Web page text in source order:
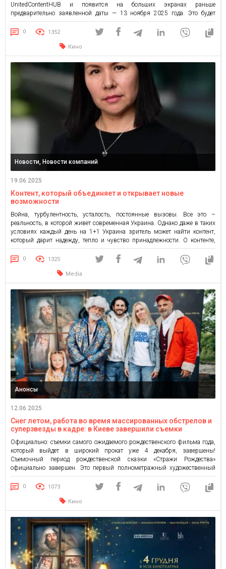
UnitedContentHUB и появится на больших экранах раньше
предварительно заявленной даты — 13 ноября 2025 года. Это будет
первый рождественский фильм года, который задаст атмосферу и
настроение для дальнейших праздников. В центре сюжета — трое
легендарных персонажей, которые […]
0 1352
Кино
Новости, Новости компаний
19.06.2025
Контент, который объединяет и открывает новые
возможности
Война, турбулентность, усталость, постоянные вызовы. Все это –
реальность, в которой живет современная Украина. Однако даже в таких
условиях каждый день на 1+1 Украина зритель может найти контент,
который дарит надежду, тепло и чувство принадлежности. О контенте,
который объединяет и открывает новые возможности – в материале
Натальи Вовк, директора по маркетингу 1+1 Украина. Контент как […]
0 1325
Media
Анонсы
12.06.2025
Снег летом, работа во время массированных обстрелов и
суперзвезды в кадре: в Киеве завершили съемки
рождественской сказки «Стражи Рождества»
Официально: съемки самого ожидаемого рождественского фильма года,
который выйдет в широкий прокат уже 4 декабря, завершены!
Съемочный период рождественской сказки «Стражи Рождества»
официально завершен. Это первый полнометражный художественный
фильм 1+1 media с начала полномасштабного вторжения специально
для широкого украинского кинопроката — с магией, приключениями и
украинским колоритом. Увидеть ленту можно уже с 4 декабря во […]
0 1073
Кино